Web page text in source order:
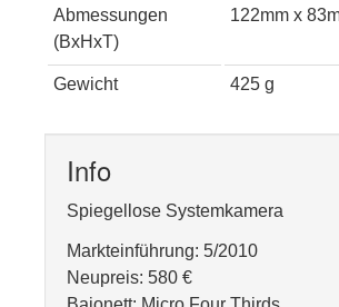
Abmessungen
(BxHxT)
122mm x
Gewicht 425 g
Info
Spiegellose Systemkamera
Markteinführung: 5/2010
Neupreis: 580 €